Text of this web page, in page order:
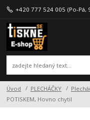
+420 777 524 005 (Po-Pá,
Úvod PLECHÁČKY
POTISKEM, Hovno chytil